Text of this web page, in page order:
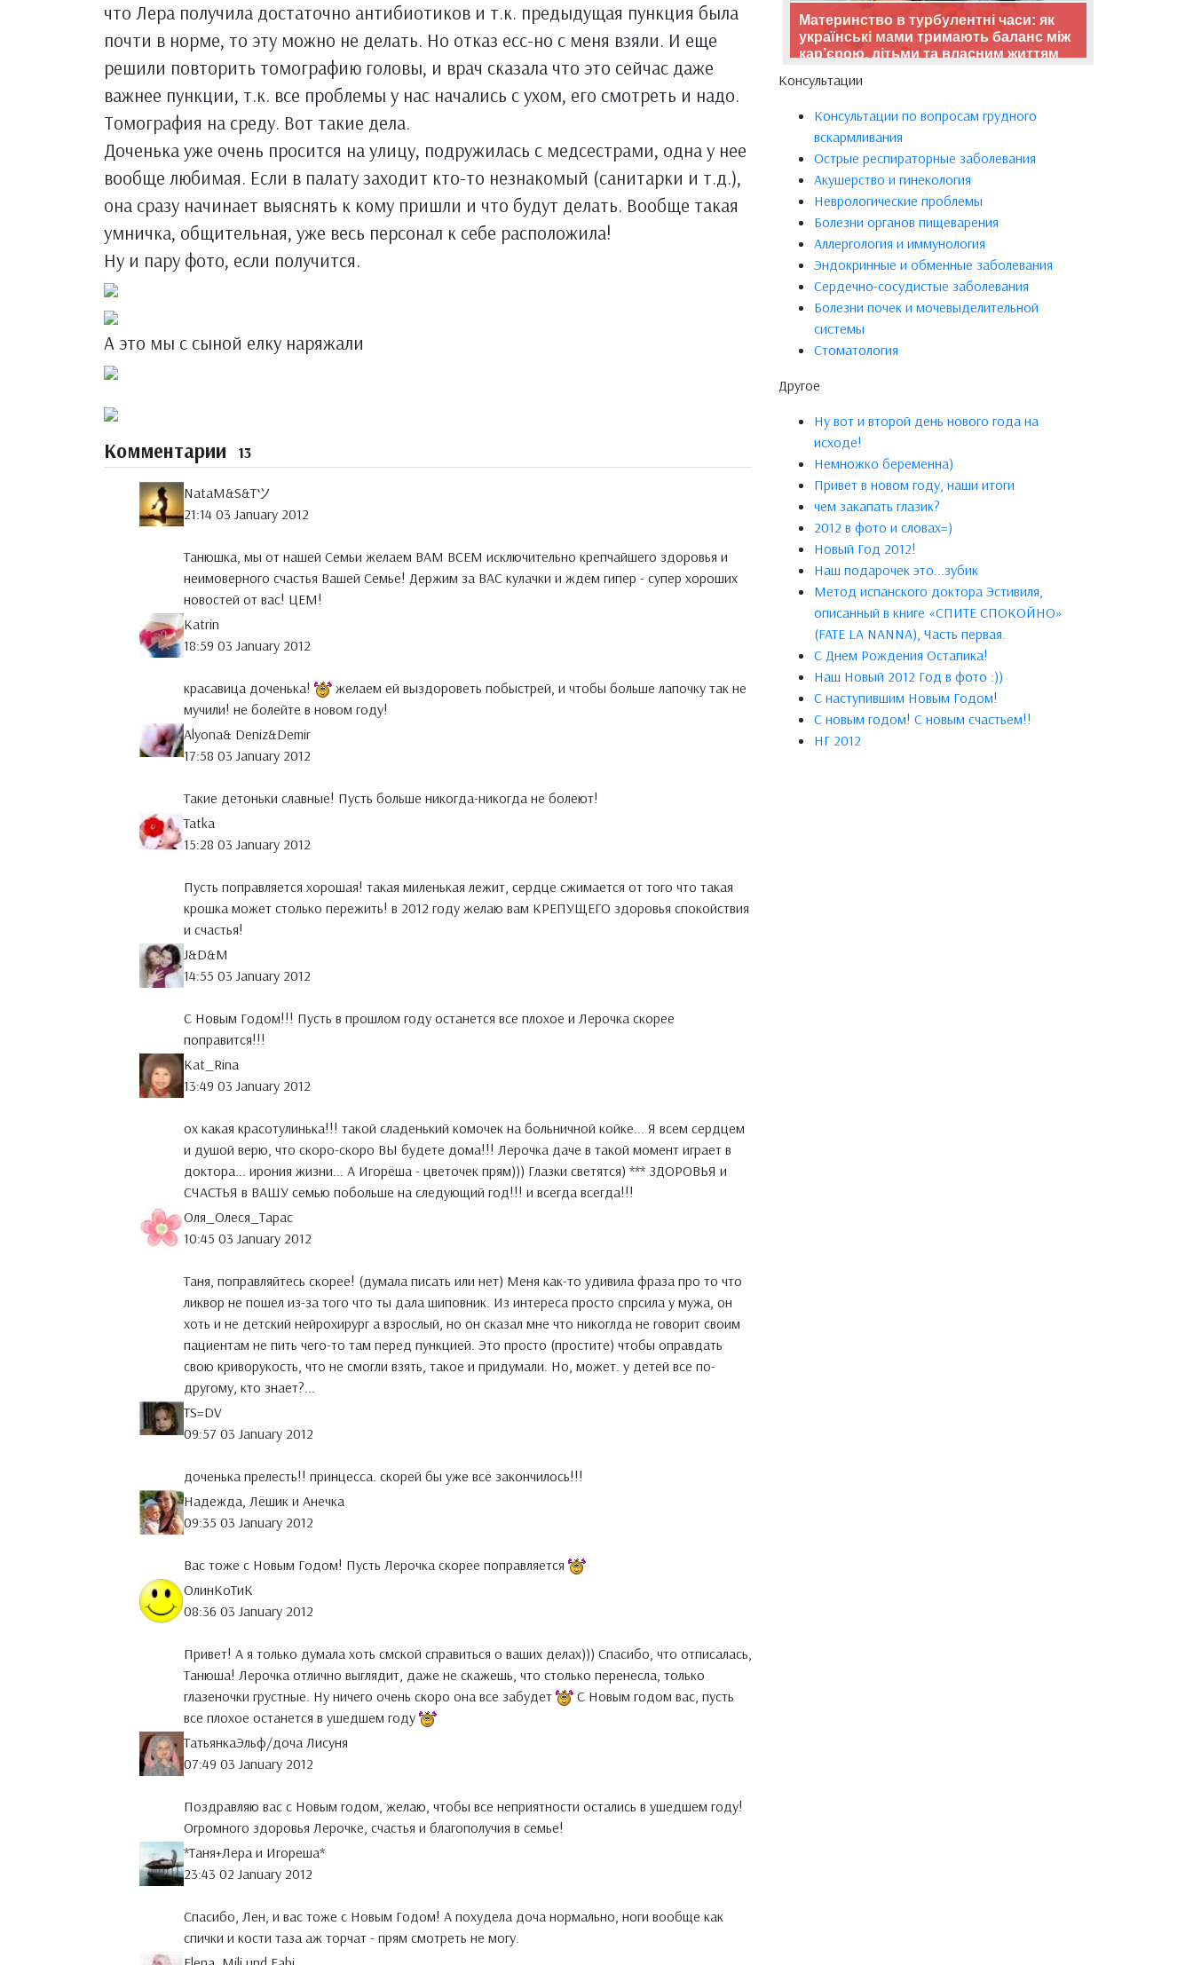
что Лера получила достаточно антибиотиков и т.к. предыдущая пункция была
почти в норме, то эту можно не делать. Но отказ есс-но с меня взяли. И еще
решили повторить томографию головы, и врач сказала что это сейчас даже
важнее пункции, т.к. все проблемы у нас начались с ухом, его смотреть и надо.
Томография на среду. Вот такие дела.
Доченька уже очень просится на улицу, подружилась с медсестрами, одна у нее
вообще любимая. Если в палату заходит кто-то незнакомый (санитарки и т.д.),
она сразу начинает выяснять к кому пришли и что будут делать. Вообще такая
умничка, общительная, уже весь персонал к себе расположила!
Ну и пару фото, если получится.
А это мы с сыной елку наряжали
Комментарии 13
NataM&S&Tツ
21:14 03 January 2012
Танюшка, мы от нашей Семьи желаем ВАМ ВСЕМ исключительно крепчайшего здоровья и
неимоверного счастья Вашей Семье! Держим за ВАС кулачки и ждём гипер - супер хороших
новостей от вас! ЦЕМ!
Katrin
18:59 03 January 2012
красавица доченька!
желаем ей выздороветь побыстрей, и чтобы больше лапочку так не
мучили! не болейте в новом году!
Alyona& Deniz&Demir
17:58 03 January 2012
Такие детоньки славные! Пусть больше никогда-никогда не болеют!
Tatka
15:28 03 January 2012
Пусть поправляется хорошая! такая миленькая лежит, сердце сжимается от того что такая
крошка может столько пережить! в 2012 году желаю вам КРЕПУЩЕГО здоровья спокойствия
и счастья!
J&D&M
14:55 03 January 2012
С Новым Годом!!! Пусть в прошлом году останется все плохое и Лерочка скорее
поправится!!!
Kat_Rina
13:49 03 January 2012
ох какая красотулинька!!! такой сладенький комочек на больничной койке... Я всем сердцем
и душой верю, что скоро-скоро ВЫ будете дома!!! Лерочка даче в такой момент играет в
доктора... ирония жизни... А Игорёша - цветочек прям))) Глазки светятся) *** ЗДОРОВЬЯ и
СЧАСТЬЯ в ВАШУ семью побольше на следующий год!!! и всегда всегда!!!
Оля_Олеся_Тарас
10:45 03 January 2012
Таня, поправляйтесь скорее! (думала писать или нет) Меня как-то удивила фраза про то что
ликвор не пошел из-за того что ты дала шиповник. Из интереса просто спрсила у мужа, он
хоть и не детский нейрохирург а взрослый, но он сказал мне что никоглда не говорит своим
пациентам не пить чего-то там перед пункцией. Это просто (простите) чтобы оправдать
свою криворукость, что не смогли взять, такое и придумали. Но, может. у детей все по-
другому, кто знает?...
TS=DV
09:57 03 January 2012
доченька прелесть!! принцесса. скорей бы уже всё закончилось!!!
Надежда, Лёшик и Анечка
09:35 03 January 2012
Вас тоже с Новым Годом! Пусть Лерочка скорее поправляется
ОлинКоТиК
08:36 03 January 2012
Привет! А я только думала хоть смской справиться о ваших делах))) Спасибо, что отписалась,
Танюша! Лерочка отлично выглядит, даже не скажешь, что столько перенесла, только
глазеночки грустные. Ну ничего очень скоро она все забудет
С Новым годом вас, пусть
все плохое останется в ушедшем году
ТатьянкаЭльф/доча Лисуня
07:49 03 January 2012
Поздравляю вас с Новым годом, желаю, чтобы все неприятности остались в ушедшем году!
Огромного здоровья Лерочке, счастья и благополучия в семье!
*Таня+Лера и Игореша*
23:43 02 January 2012
Спасибо, Лен, и вас тоже с Новым Годом! А похудела доча нормально, ноги вообще как
спички и кости таза аж торчат - прям смотреть не могу.
Материнство в турбулентні часи: як
українські мами тримають баланс між
кар’єрою, дітьми та власним життям
Консультации
Консультации по вопросам грудного
вскармливания
Острые респираторные заболевания
Акушерство и гинекология
Неврологические проблемы
Болезни органов пищеварения
Аллергология и иммунология
Эндокринные и обменные заболевания
Сердечно-сосудистые заболевания
Болезни почек и мочевыделительной
системы
Стоматология
Другое
Ну вот и второй день нового года на
исходе!
Немножко беременна)
Привет в новом году, наши итоги
чем закапать глазик?
2012 в фото и словах=)
Новый Год 2012!
Наш подарочек это...зубик
Метод испанского доктора Эстивиля,
описанный в книге «СПИТЕ СПОКОЙНО»
(FATE LA NANNA), Часть первая.
С Днем Рождения Остапика!
Наш Новый 2012 Год в фото :))
С наступившим Новым Годом!
C новым годом! С новым счастьем!!
НГ 2012